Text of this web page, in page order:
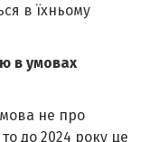
в їхньому
в умовах
не про
до 2024 року це